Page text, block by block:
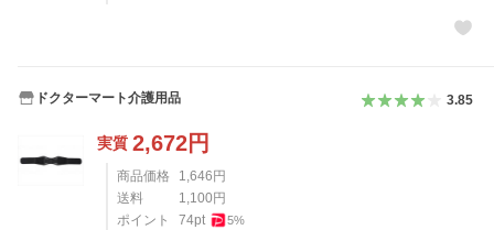
ドクターマート介護用品 3.85
実質 2,672円
商品価格 1,646 円
送料
1,100 円
ポイント
74pt 5%